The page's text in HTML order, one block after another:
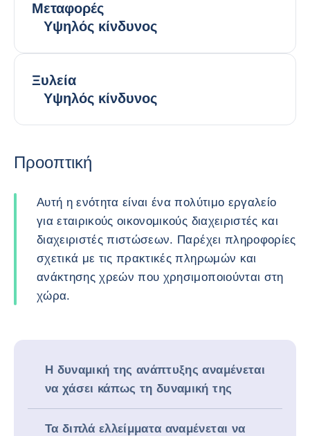
Μεταφορές
Υψηλός κίνδυνος
Ξυλεία
Υψηλός κίνδυνος
Προοπτική
Αυτή η ενότητα είναι ένα πολύτιμο εργαλείο
για εταιρικούς οικονομικούς διαχειριστές και
διαχειριστές πιστώσεων. Παρέχει πληροφορίες
σχετικά με τις πρακτικές πληρωμών και
ανάκτησης χρεών που χρησιμοποιούνται στη
χώρα.
Η δυναμική της ανάπτυξης αναμένεται
να χάσει κάπως τη δυναμική της
Τα διπλά ελλείμματα αναμένεται να